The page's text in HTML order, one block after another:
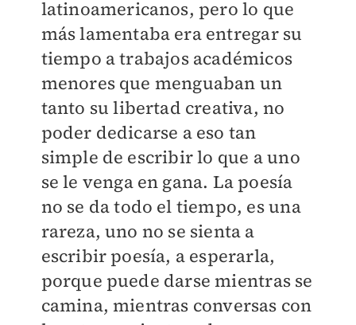
latinoamericanos, pero lo que
más lamentaba era entregar su
tiempo a trabajos académicos
menores que menguaban un
tanto su libertad creativa, no
poder dedicarse a eso tan
simple de escribir lo que a uno
se le venga en gana. La poesía
no se da todo el tiempo, es una
rareza, uno no se sienta a
escribir poesía, a esperarla,
porque puede darse mientras se
camina, mientras conversas con